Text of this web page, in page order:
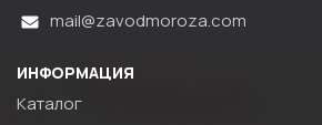
mail@zavodmoroza.com
ИНФОРМАЦИЯ
Каталог